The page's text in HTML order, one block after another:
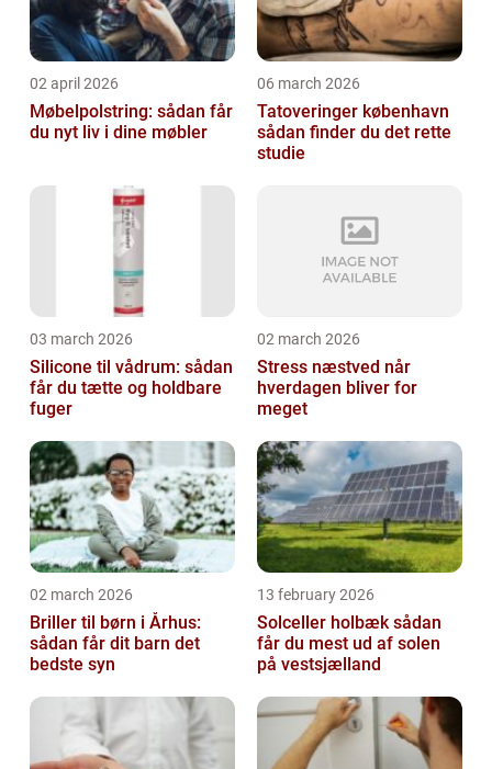
02 april 2026
Møbelpolstring: sådan får
du nyt liv i dine møbler
06 march 2026
Tatoveringer københavn
sådan finder du det rette
studie
03 march 2026
Silicone til vådrum: sådan
får du tætte og holdbare
fuger
02 march 2026
Stress næstved når
hverdagen bliver for
meget
02 march 2026
Briller til børn i Århus:
sådan får dit barn det
bedste syn
13 february 2026
Solceller holbæk sådan
får du mest ud af solen
på vestsjælland